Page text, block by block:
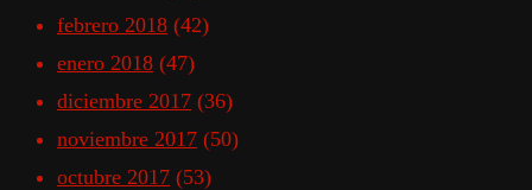
febrero 2018 (42)
enero 2018 (47)
diciembre 2017 (36)
noviembre 2017 (50)
octubre 2017 (53)